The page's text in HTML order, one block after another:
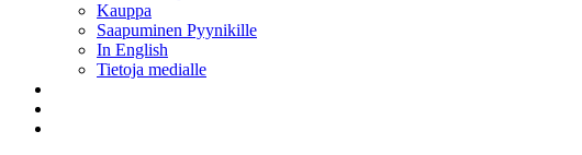
Kauppa
Saapuminen Pyynikille
In English
Tietoja medialle